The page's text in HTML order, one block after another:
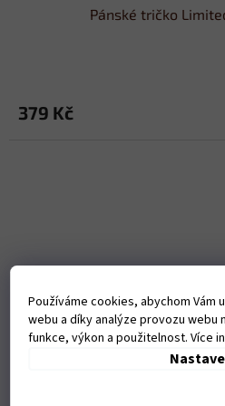
Používáme cookies, abychom Vám
webu a díky analýze provozu webu
funkce, výkon a použitelnost. Více
Pánské tričko
379 Kč